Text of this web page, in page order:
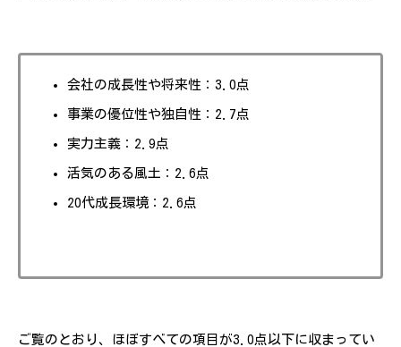
会社の成長性や将来性：3.0点
事業の優位性や独自性：2.7点
実力主義：2.9点
活気のある風土：2.6点
20代成長環境：2.6点
ご覧のとおり、ほぼすべての項目が3.0点以下に収まってい